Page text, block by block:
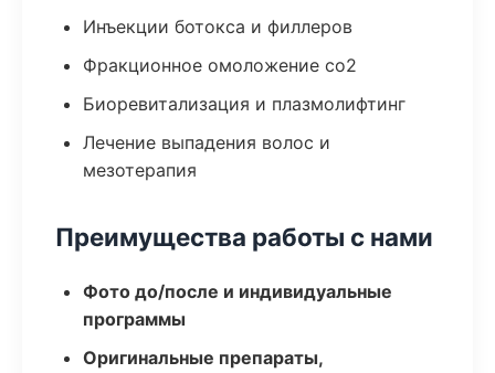
Инъекции ботокса и филлеров
Фракционное омоложение co2
Биоревитализация и плазмолифтинг
Лечение выпадения волос и
мезотерапия
Преимущества работы с нами
Фото до/после и индивидуальные
программы
Оригинальные препараты,